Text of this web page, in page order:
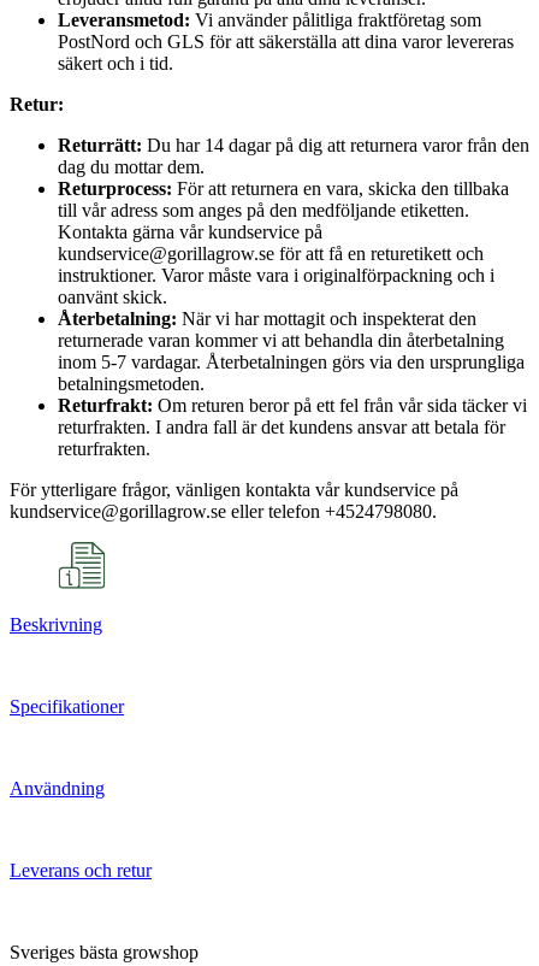
Leveransmetod: Vi använder pålitliga fraktföretag som
PostNord och GLS för att säkerställa att dina varor levereras
säkert och i tid.
Retur:
Returrätt: Du har 14 dagar på dig att returnera varor från den
dag du mottar dem.
Returprocess: För att returnera en vara, skicka den tillbaka
till vår adress som anges på den medföljande etiketten.
Kontakta gärna vår kundservice på
kundservice@gorillagrow.se för att få en returetikett och
instruktioner. Varor måste vara i originalförpackning och i
oanvänt skick.
Återbetalning: När vi har mottagit och inspekterat den
returnerade varan kommer vi att behandla din återbetalning
inom 5-7 vardagar. Återbetalningen görs via den ursprungliga
betalningsmetoden.
Returfrakt: Om returen beror på ett fel från vår sida täcker vi
returfrakten. I andra fall är det kundens ansvar att betala för
returfrakten.
För ytterligare frågor, vänligen kontakta vår kundservice på
kundservice@gorillagrow.se eller telefon +4524798080.
Beskrivning
Specifikationer
Användning
Leverans och retur
Sveriges bästa growshop